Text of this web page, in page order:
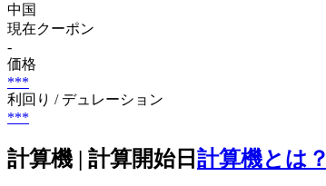
中国
現在クーポン
-
価格
***
利回り / デュレーション
***
計算機 | 計算開始日 計算機とは？